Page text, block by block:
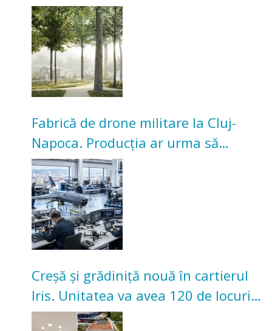
transformarea Grădinii Casei
Universitarilor
Fabrică de drone militare la Cluj-
Napoca. Producția ar urma să
înceapă în toamna acestui an
Creșă și grădiniță nouă în cartierul
Iris. Unitatea va avea 120 de locuri
pentru copii